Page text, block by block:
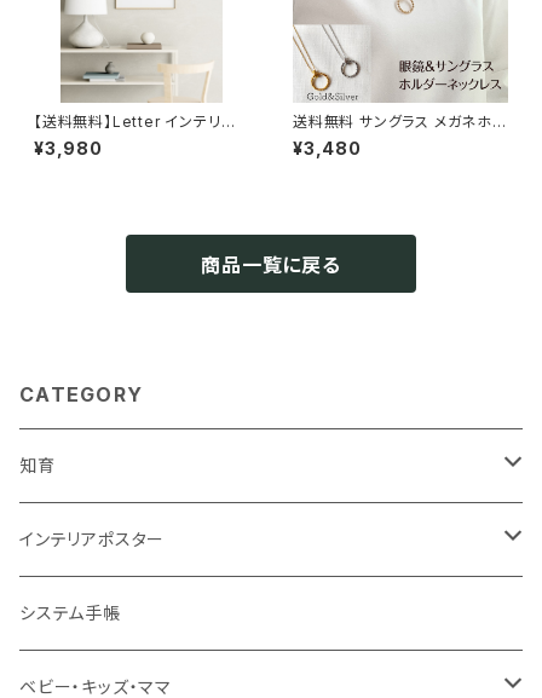
【送料無料】Letter インテリア
ポスター北欧 おしゃれ 絵画 絵
壁掛け モダン オーダー【受注生
¥3,980
送料無料 サングラス メガネホル
ダー ロングネックレス 2色 チェ
ーン60＋5cm サージカルステ
¥3,480
商品一覧に戻る
CATEGORY
知育
知育ポスター
地図・国旗
言葉（ひらがな・カタカナ・英語）
知育下敷き
知育グッズ
インテリアポスター
A3サイズ
A4サイズ
システム手帳
ベビー・キッズ・ママ